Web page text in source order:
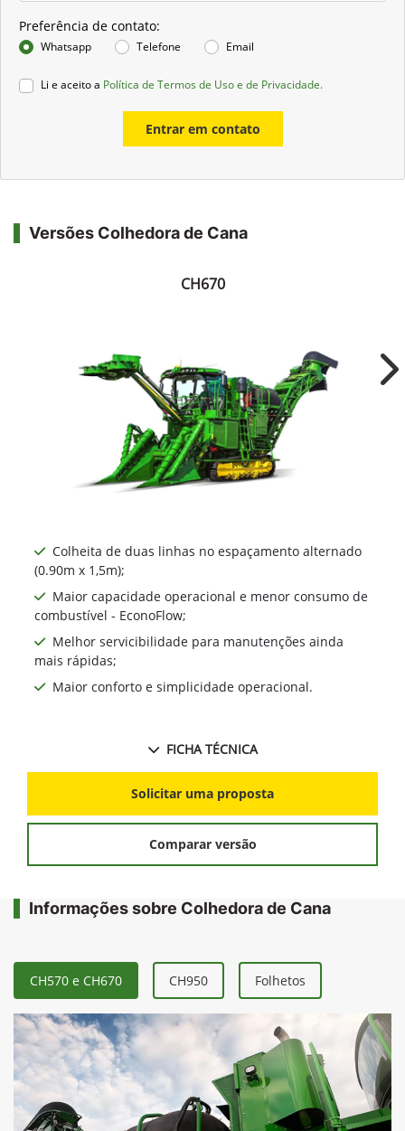
Preferência de contato:
Whatsapp Telefone Email
Li e aceito a Política de Termos de Uso e de Privacidade.
Entrar em contato
Versões Colhedora de Cana
CH670
Colheita de duas linhas no espaçamento alternado
(0.90m x 1,5m);
Maior capacidade operacional e menor consumo de
combustível - EconoFlow;
Melhor servicibilidade para manutenções ainda
mais rápidas;
Maior conforto e simplicidade operacional.
FICHA TÉCNICA
Solicitar uma proposta
Comparar versão
Informações sobre Colhedora de Cana
CH570 e CH670 CH950 Folhetos